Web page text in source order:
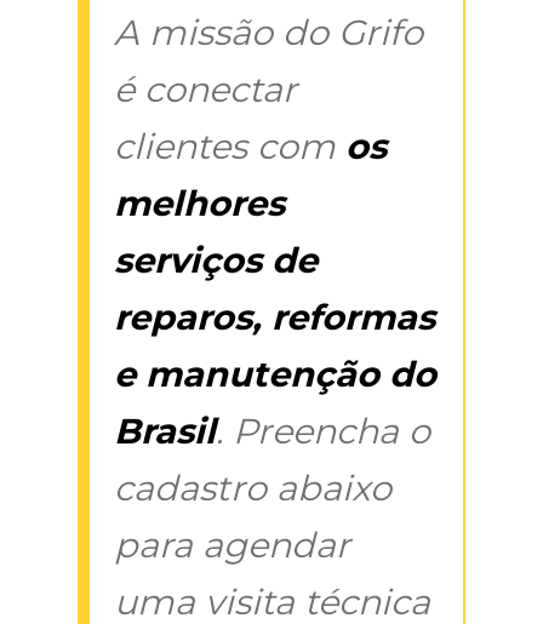
A missão do Grifo
é conectar
clientes com os
melhores
serviços de
reparos, reformas
e manutenção do
Brasil. Preencha o
cadastro abaixo
para agendar
uma visita técnica